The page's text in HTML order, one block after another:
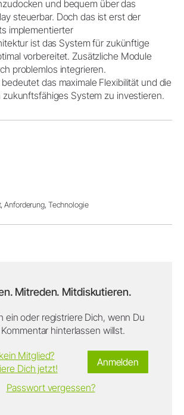
und bequem über das
steuerbar. Doch das ist erst der
implementierter
ist das System für zukünftige
vorbereitet. Zusätzliche Module
problemlos integrieren.
das maximale Flexibilität und die
zukunftsfähiges System zu investieren.
Anforderung, Technologie
Mitreden. Mitdiskutieren.
ein oder registriere Dich, wenn Du
hinterlassen willst.
Anmelden
Mitglied?
Dich jetzt!
Passwort vergessen?